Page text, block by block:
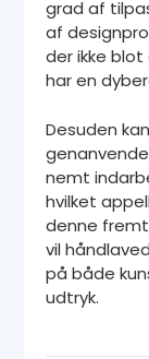
grad af
af
der ikke
har en
Desuden
nemt
hvilket
denne
vil
på både
udtryk.